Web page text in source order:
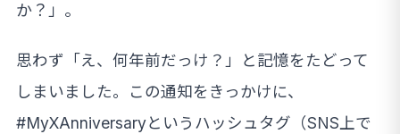
か？」。
思わず「え、何年前だっけ？」と記憶をたどって
しまいました。この通知をきっかけに、
#MyXAnniversaryというハッシュタグ（SNS上で